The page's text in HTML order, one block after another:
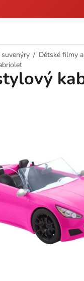
suvenýry / Dětské filmy